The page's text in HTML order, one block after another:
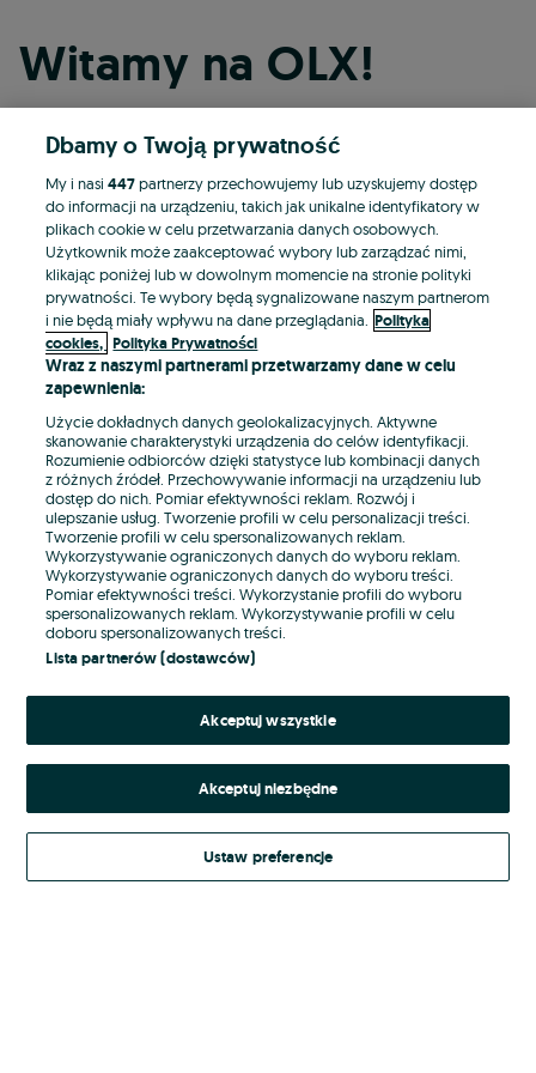
Witamy na OLX!
Kontynuuj przez Facebooka
Kontynuuj przez konto Apple
Kontynuuj przez konto Google
LUB
E-mail
Hasło
Nie pamiętasz hasła?
Zaloguj się
Kontynuując za pośrednictwem jednego z dostawców wskazanych powyżej,
Regulamin serwisuOLX.pl w jego aktualnym brzmieniu.
Dbamy o Twoją prywatność
My i nasi447partnerzy przechowujemy lub uzyskujemy dostęp
do informacji na urządzeniu, takich jak unikalne identyfikatory w
plikach cookie w celu przetwarzania danych osobowych.
Użytkownik może zaakceptować wybory lub zarządzać nimi,
klikając poniżej lub w dowolnym momencie na stronie polityki
prywatności. Te wybory będą sygnalizowane naszym partnerom
i nie będą miały wpływu na dane przeglądania. Polityka
cookies, Polityka Prywatności
Wraz z naszymi partnerami przetwarzamy dane w celu
zapewnienia:
Użycie dokładnych danych geolokalizacyjnych. Aktywne
skanowanie charakterystyki urządzenia do celów identyfikacji.
Rozumienie odbiorców dzięki statystyce lub kombinacji danych
z różnych źródeł. Przechowywanie informacji na urządzeniu lub
dostęp do nich. Pomiar efektywności reklam. Rozwój i
ulepszanie usług. Tworzenie profili w celu personalizacji treści.
Tworzenie profili w celu spersonalizowanych reklam.
Wykorzystywanie ograniczonych danych do wyboru reklam.
Wykorzystywanie ograniczonych danych do wyboru treści.
Pomiar efektywności treści. Wykorzystanie profili do wyboru
spersonalizowanych reklam. Wykorzystywanie profili w celu
doboru spersonalizowanych treści.
Lista partnerów (dostawców)
Akceptuj wszystkie
Akceptuj niezbędne
Ustaw preferencje